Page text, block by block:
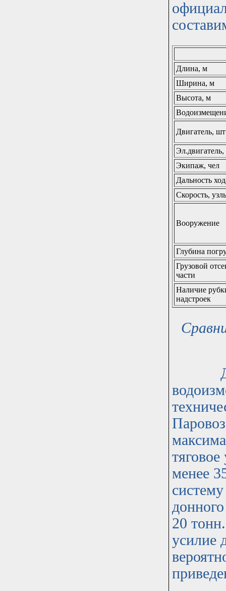
Длина, м
Ширина, м
Высота, м
Двигатель, шт
Экипаж, чел
Дальность
Скорость,
Вооружение
Глубина
Грузовой
части
Наличие
надстроек
менее
20
усилие